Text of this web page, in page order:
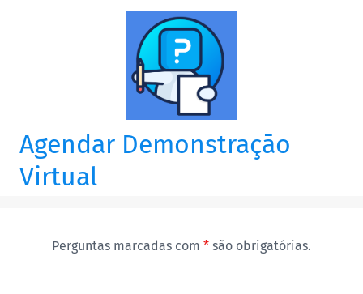
Agendar Demonstraçāo
Virtual
Perguntas marcadas com * são obrigatórias.